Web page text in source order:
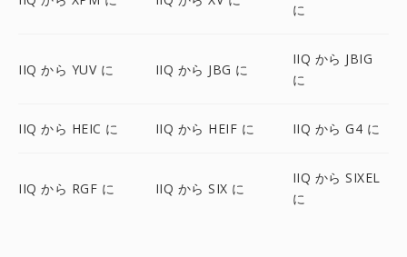
に
IIQ から YUV に IIQ から JBG に
IIQ から JBIG
に
IIQ から HEIC に IIQ から HEIF に IIQ から G4 に
IIQ から RGF に IIQ から SIX に
IIQ から SIXEL
に